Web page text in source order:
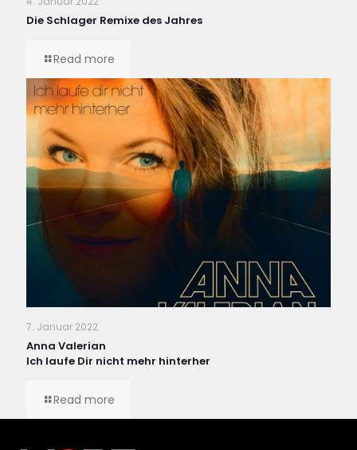
Die Schlager Remixe des Jahres
Read more
7. Januar 2022
Anna Valerian
Ich laufe Dir nicht mehr hinterher
Read more